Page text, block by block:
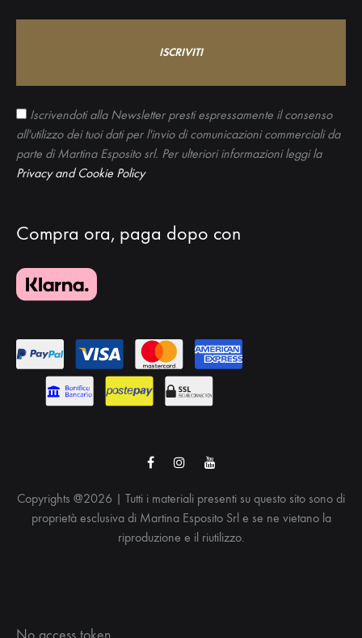
Iscrivendoti alla Newsletter presti espressamente il consenso
all'utilizzo dei tuoi dati per l'invio di comunicazioni commerciali da
parte di Martina Esposito srl. Per ulteriori informazioni leggi la
Privacy and Cookie Policy
Compra ora, paga dopo con
Copyrights @2026 | Tutti i materiali presenti su questo sito sono di
proprietà esclusiva di Martina Esposito Srl e se ne vietano la
riproduzione e il riutilizzo.
FacebookInstagramYoutube